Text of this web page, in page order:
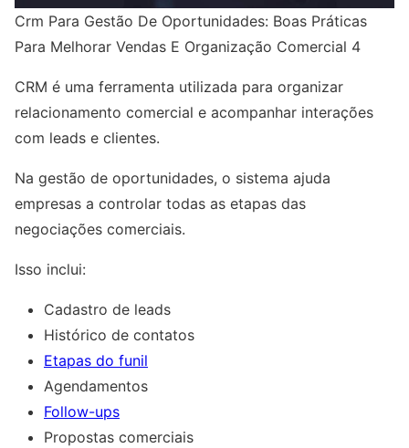
Crm Para Gestão De Oportunidades: Boas Práticas
Para Melhorar Vendas E Organização Comercial 4
CRM é uma ferramenta utilizada para organizar
relacionamento comercial e acompanhar interações
com leads e clientes.
Na gestão de oportunidades, o sistema ajuda
empresas a controlar todas as etapas das
negociações comerciais.
Isso inclui:
Cadastro de leads
Histórico de contatos
Etapas do funil
Agendamentos
Follow-ups
Propostas comerciais